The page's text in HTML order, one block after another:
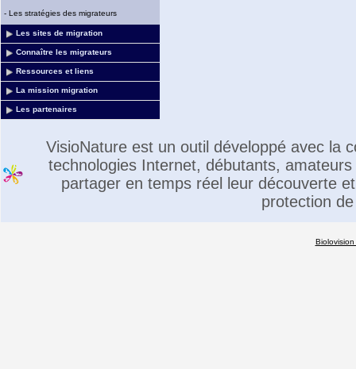
- Les stratégies des migrateurs
Les sites de migration
Connaître les migrateurs
Ressources et liens
La mission migration
Les partenaires
VisioNature est un outil développé avec la
technologies Internet, débutants,
partager en temps réel leur découverte
protection
Biolovision